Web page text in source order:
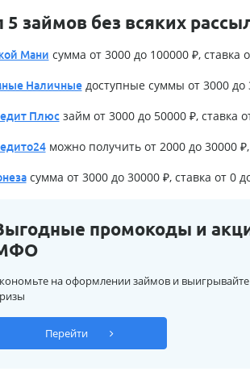
5 займов без всяких
Мани сумма от 3000 до 100000 ₽, ставка
Наличныедоступные суммы от 3000 до
Плюсзайм от 3000 до 50000 ₽, ставка
можно получить от 2000 до 30000
сумма от 3000 до 30000 ₽, ставка от 0
промокоды и
на оформлении займов и
Перейти